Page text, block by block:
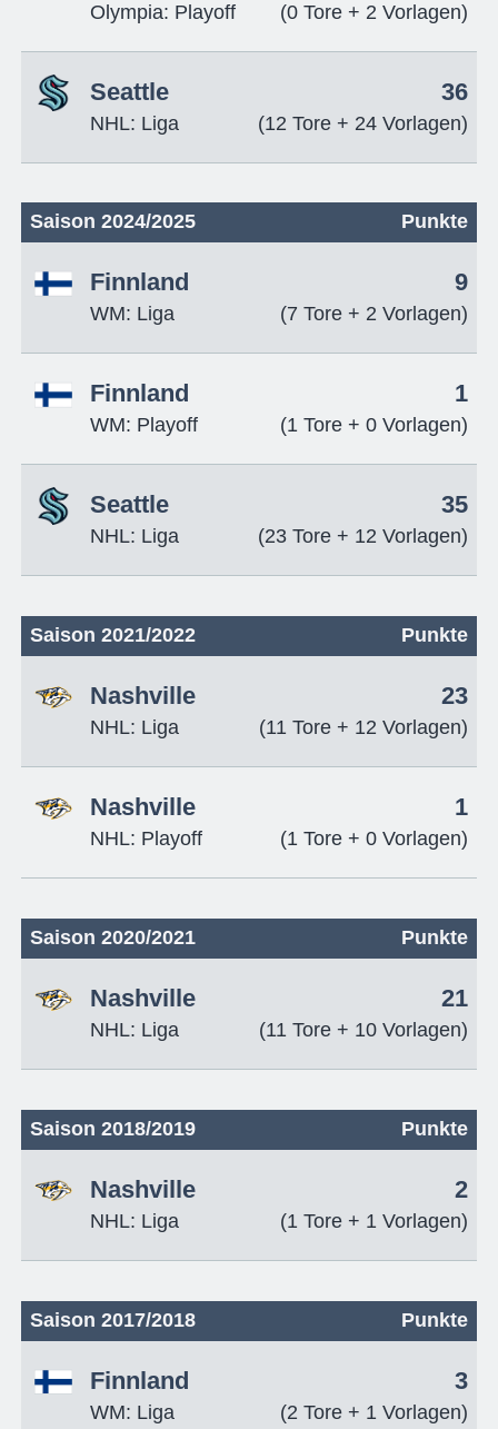
Olympia: Playoff (0 Tore + 2 Vorlagen)
Seattle
NHL: Liga
36
(12 Tore + 24 Vorlagen)
Saison 2024/2025 Punkte
Finnland
WM: Liga
9
(7 Tore + 2 Vorlagen)
Finnland
WM: Playoff
1
(1 Tore + 0 Vorlagen)
Seattle
NHL: Liga
35
(23 Tore + 12 Vorlagen)
Saison 2021/2022 Punkte
Nashville
NHL: Liga
23
(11 Tore + 12 Vorlagen)
Nashville
NHL: Playoff
1
(1 Tore + 0 Vorlagen)
Saison 2020/2021 Punkte
Nashville
NHL: Liga
21
(11 Tore + 10 Vorlagen)
Saison 2018/2019 Punkte
Nashville
NHL: Liga
2
(1 Tore + 1 Vorlagen)
Saison 2017/2018 Punkte
Finnland
WM: Liga
3
(2 Tore + 1 Vorlagen)